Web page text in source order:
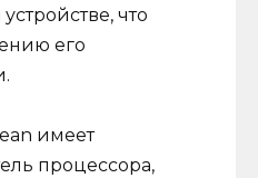
что
его
имеет
процессора,